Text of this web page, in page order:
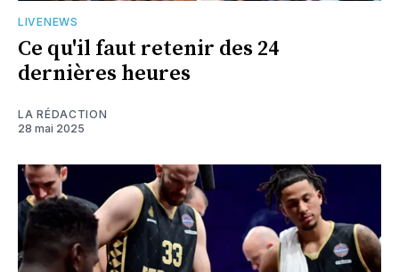
LIVENEWS
Ce qu'il faut retenir des 24
dernières heures
LA RÉDACTION
28 mai 2025